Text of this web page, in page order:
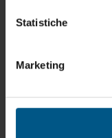
Statistiche
Marketing